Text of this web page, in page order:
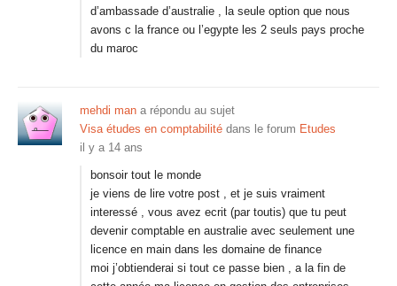
d’ambassade d’australie , la seule option que nous
avons c la france ou l’egypte les 2 seuls pays proche
du maroc
mehdi man a répondu au sujet
Visa études en comptabilité dans le forum Etudes
il y a 14 ans
bonsoir tout le monde
je viens de lire votre post , et je suis vraiment
interessé , vous avez ecrit (par toutis) que tu peut
devenir comptable en australie avec seulement une
licence en main dans les domaine de finance
moi j’obtienderai si tout ce passe bien , a la fin de